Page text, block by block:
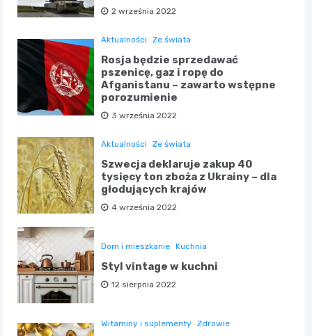
2 września 2022
Aktualności Ze świata
Rosja będzie sprzedawać
pszenicę, gaz i ropę do
Afganistanu – zawarto wstępne
porozumienie
3 września 2022
Aktualności Ze świata
Szwecja deklaruje zakup 40
tysięcy ton zboża z Ukrainy – dla
głodujących krajów
4 września 2022
Dom i mieszkanie Kuchnia
Styl vintage w kuchni
12 sierpnia 2022
Witaminy i suplementy Zdrowie